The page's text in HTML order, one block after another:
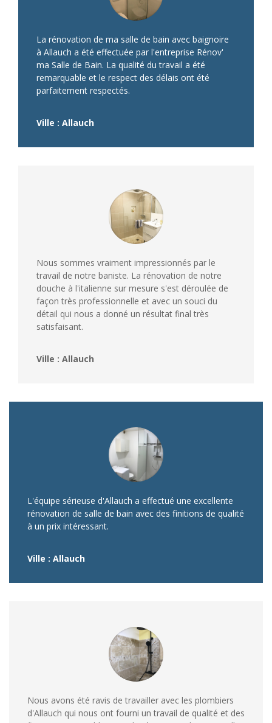
La rénovation de ma salle de bain avec baignoire
à Allauch a été effectuée par l'entreprise Rénov'
ma Salle de Bain. La qualité du travail a été
remarquable et le respect des délais ont été
parfaitement respectés.
Ville : Allauch
Nous sommes vraiment impressionnés par le
travail de notre baniste. La rénovation de notre
douche à l'italienne sur mesure s'est déroulée de
façon très professionnelle et avec un souci du
détail qui nous a donné un résultat final très
satisfaisant.
Ville : Allauch
L'équipe sérieuse d'Allauch a effectué une excellente
rénovation de salle de bain avec des finitions de qualité
à un prix intéressant.
Ville : Allauch
Nous avons été ravis de travailler avec les plombiers
d'Allauch qui nous ont fourni un travail de qualité et des